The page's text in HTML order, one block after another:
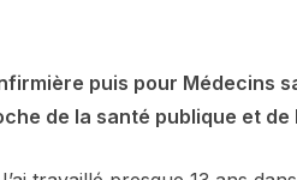
puis pour Médecins
de la santé publique et de